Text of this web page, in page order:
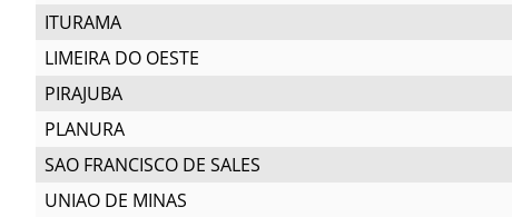
ITURAMA
LIMEIRA DO OESTE
PIRAJUBA
PLANURA
SAO FRANCISCO DE SALES
UNIAO DE MINAS